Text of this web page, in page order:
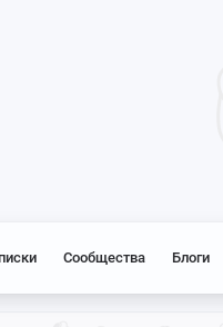
Сообщества Блоги